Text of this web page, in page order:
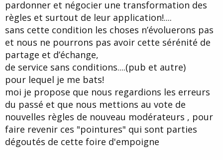
pardonner et négocier une transformation des
règles et surtout de leur application!....
sans cette condition les choses n’évoluerons pas
et nous ne pourrons pas avoir cette sérénité de
partage et d’échange,
de service sans conditions....(pub et autre)
pour lequel je me bats!
moi je propose que nous regardions les erreurs
du passé et que nous mettions au vote de
nouvelles règles de nouveau modérateurs , pour
faire revenir ces "pointures" qui sont parties
dégoutés de cette foire d'empoigne